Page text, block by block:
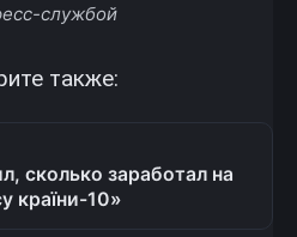
службой
также:
сколько заработал на
країни-10»